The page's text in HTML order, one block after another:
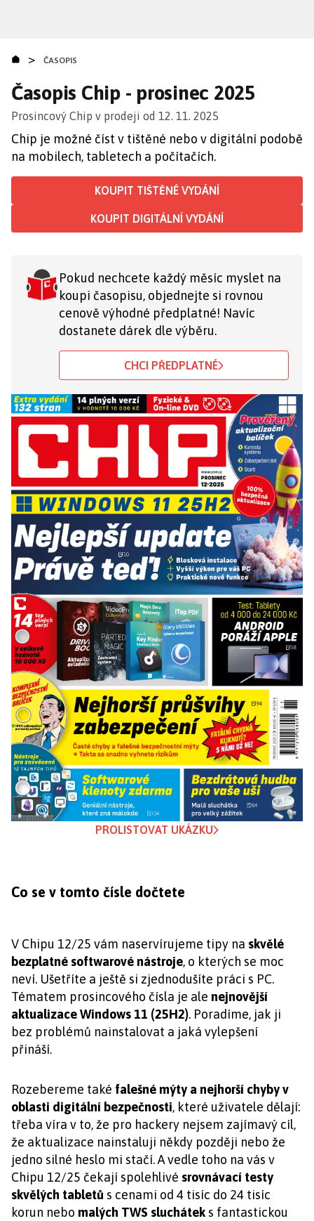
obsahu
> ČASOPIS
PROLISTOVAT UKÁZKU
Časopis Chip - prosinec 2025
Prosincový Chip v prodeji od 12. 11. 2025
Chip je možné číst v tištěné nebo v digitální podobě
na mobilech, tabletech a počítačích.
KOUPIT TIŠTĚNÉ VYDÁNÍ
KOUPIT DIGITÁLNÍ VYDÁNÍ
Pokud nechcete každý měsíc myslet na
koupi časopisu, objednejte si rovnou
cenově výhodné předplatné! Navíc
dostanete dárek dle výběru.
CHCI PŘEDPLATNÉ
Co se v tomto čísle dočtete
V Chipu 12/25 vám naservírujeme tipy na skvělé
bezplatné softwarové nástroje, o kterých se moc
neví. Ušetříte a ještě si zjednodušíte práci s PC.
Tématem prosincového čísla je ale nejnovější
aktualizace Windows 11 (25H2). Poradíme, jak ji
bez problémů nainstalovat a jaká vylepšení
přináší.
Rozebereme také falešné mýty a nejhorší chyby v
oblasti digitální bezpečnosti, které uživatele dělají:
třeba víra v to, že pro hackery nejsem zajímavý cíl,
že aktualizace nainstaluji někdy později nebo že
jedno silné heslo mi stačí. A vedle toho na vás v
Chipu 12/25 čekají spolehlivé srovnávací testy
skvělých tabletů s cenami od 4 tisíc do 24 tisíc
korun nebo malých TWS slucháteks fantastickou